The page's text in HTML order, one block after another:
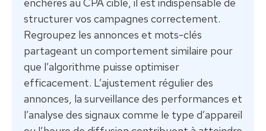
enchères au CPA cible, il est indispensable de
structurer vos campagnes correctement.
Regroupez les annonces et mots-clés
partageant un comportement similaire pour
que l’algorithme puisse optimiser
efficacement. L’ajustement régulier des
annonces, la surveillance des performances et
l’analyse des signaux comme le type d’appareil